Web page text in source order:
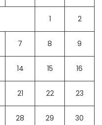
1 2
7 8 9
14 15 16
21 22 23
28 29 30